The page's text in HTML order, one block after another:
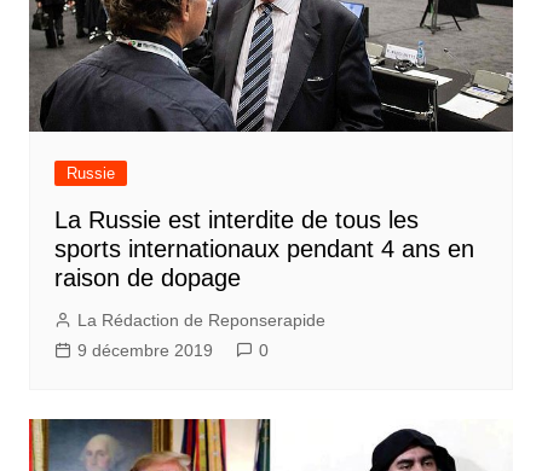
Russie
La Russie est interdite de tous les
sports internationaux pendant 4 ans en
raison de dopage
La Rédaction de Reponserapide
9 décembre 2019
0